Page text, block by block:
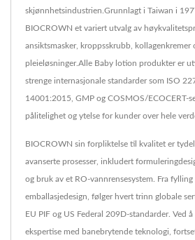
skjønnhetsindustrien.Grunnlagt i Taiwan i
BIOCROWN et variert utvalg av
ansiktsmasker, kroppsskrubb, kollagenkremer
pleieløsninger.Alle Baby lotion produkter er
strenge internasjonale standarder som ISO
14001:2015, GMP og COSMOS/ECOCERT-
pålitelighet og ytelse for kunder over hele
BIOCROWN sin forpliktelse til kvalitet er
avanserte prosesser, inkludert
og bruk av et RO-vannrensesystem. Fra fylling
emballasjedesign, følger hvert trinn globale
EU PIF og US Federal 209D-standarder. Ved
ekspertise med banebrytende teknologi,